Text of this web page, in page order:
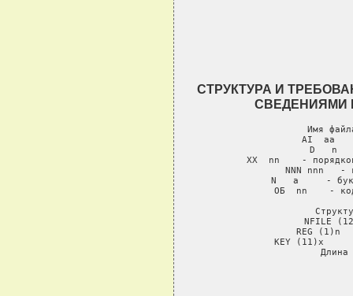
СТРУКТУРА И
СВЕДЕНИЯМИ
Имя
AI  aa    -
D   n
XX  nn    -
NNN nnn   -
N   a     -
ОБ  nn    - код
NFILE
REG (1)n
KEY (11)x